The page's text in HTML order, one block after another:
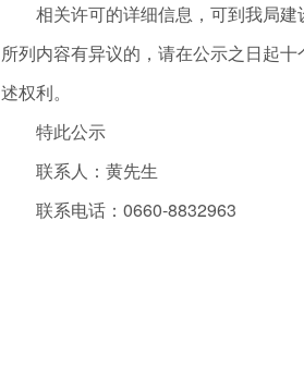
相关许可的详细信息，可到我局建
所列内容有异议的，请在公示之日起
述权利。
特此公示
联系人：黄先生
联系电话：0660-8832963